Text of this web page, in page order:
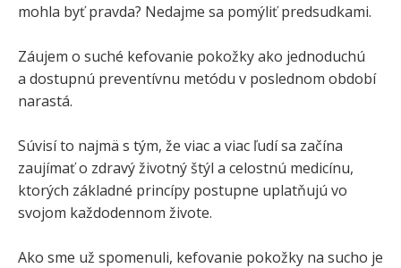
mohla byť pravda? Nedajme sa pomýliť predsudkami.
Záujem o suché kefovanie pokožky ako jednoduchú
a dostupnú preventívnu metódu v poslednom období
narastá.
Súvisí to najmä s tým, že viac a viac ľudí sa začína
zaujímať o zdravý životný štýl a celostnú medicínu,
ktorých základné princípy postupne uplatňujú vo
svojom každodennom živote.
Ako sme už spomenuli, kefovanie pokožky na sucho je